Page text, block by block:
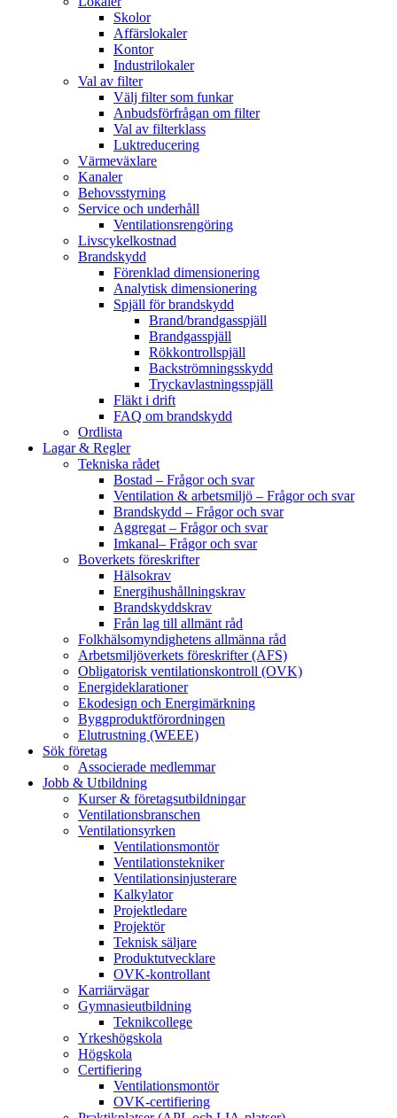
Skolor
Affärslokaler
Kontor
Industrilokaler
Val av filter
Välj filter som funkar
Anbudsförfrågan om filter
Val av filterklass
Luktreducering
Värmeväxlare
Kanaler
Behovsstyrning
Service och underhåll
Ventilationsrengöring
Livscykelkostnad
Brandskydd
Förenklad dimensionering
Analytisk dimensionering
Spjäll för brandskydd
Brand/brandgasspjäll
Brandgasspjäll
Rökkontrollspjäll
Backströmningsskydd
Tryckavlastningsspjäll
Fläkt i drift
FAQ om brandskydd
Ordlista
Lagar & Regler
Tekniska rådet
Bostad – Frågor och svar
Ventilation & arbetsmiljö – Frågor och svar
Brandskydd – Frågor och svar
Aggregat – Frågor och svar
Imkanal– Frågor och svar
Boverkets föreskrifter
Hälsokrav
Energihushållningskrav
Brandskyddskrav
Från lag till allmänt råd
Folkhälsomyndighetens allmänna råd
Arbetsmiljöverkets föreskrifter (AFS)
Obligatorisk ventilationskontroll (OVK)
Energideklarationer
Ekodesign och Energimärkning
Byggproduktförordningen
Elutrustning (WEEE)
Sök företag
Associerade medlemmar
Jobb & Utbildning
Kurser & företagsutbildningar
Ventilationsbranschen
Ventilationsyrken
Ventilationsmontör
Ventilationstekniker
Ventilationsinjusterare
Kalkylator
Projektledare
Projektör
Teknisk säljare
Produktutvecklare
OVK-kontrollant
Karriärvägar
Gymnasieutbildning
Teknikcollege
Yrkeshögskola
Högskola
Certifiering
Ventilationsmontör
OVK-certifiering